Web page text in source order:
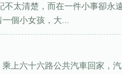
太清楚，而在一件小事卻永
個小女孩，大...
上六十六路公共汽車回家，